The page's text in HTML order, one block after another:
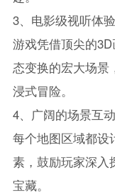
3、电影级视听体验
游戏凭借顶尖的
态变换的宏大场景
浸式冒险。
4、广阔的场景互动
每个地图区域都设
素，鼓励玩家深入
宝藏。